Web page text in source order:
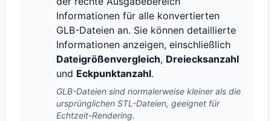
Informationen für alle konvertierten
GLB-Dateien an. Sie können detaillierte
Informationen anzeigen, einschließlich
Dateigrößenvergleich, Dreiecksanzahl
und Eckpunktanzahl.
GLB-Dateien sind normalerweise kleiner als die
ursprünglichen STL-Dateien, geeignet für
Echtzeit-Rendering.